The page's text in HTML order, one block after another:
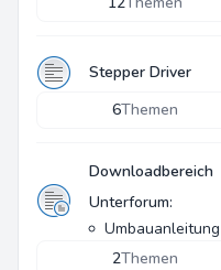
Stepper Driver
6Themen
Downloadbereich
Unterforum:
Umbauanleitung
2Themen